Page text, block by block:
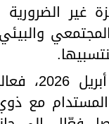
غير
كما
مع ذوي